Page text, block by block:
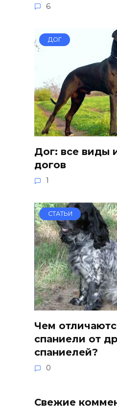
6
ДОГ
Дог: все виды
догов
1
СТАТЬИ
Чем
спаниели от
спаниелей?
0
Свежие